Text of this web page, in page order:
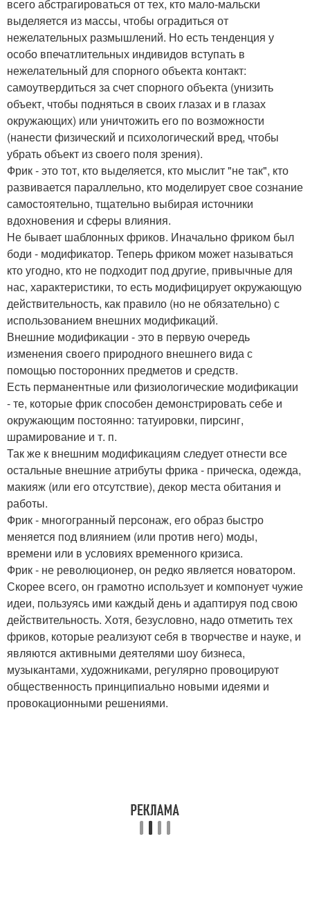
всего абстрагироваться от тех, кто мало-мальски
выделяется из массы, чтобы оградиться от
нежелательных размышлений. Но есть тенденция у
особо впечатлительных индивидов вступать в
нежелательный для спорного объекта контакт:
самоутвердиться за счет спорного объекта (унизить
объект, чтобы подняться в своих глазах и в глазах
окружающих) или уничтожить его по возможности
(нанести физический и психологический вред, чтобы
убрать объект из своего поля зрения).
Фрик - это тот, кто выделяется, кто мыслит "не так", кто
развивается параллельно, кто моделирует свое сознание
самостоятельно, тщательно выбирая источники
вдохновения и сферы влияния.
Не бывает шаблонных фриков. Иначально фриком был
боди - модификатор. Теперь фриком может называться
кто угодно, кто не подходит под другие, привычные для
нас, характеристики, то есть модифицирует окружающую
действительность, как правило (но не обязательно) с
использованием внешних модификаций.
Внешние модификации - это в первую очередь
изменения своего природного внешнего вида с
помощью посторонних предметов и средств.
Есть перманентные или физиологические модификации
- те, которые фрик способен демонстрировать себе и
окружающим постоянно: татуировки, пирсинг,
шрамирование и т. п.
Так же к внешним модификациям следует отнести все
остальные внешние атрибуты фрика - прическа, одежда,
макияж (или его отсутствие), декор места обитания и
работы.
Фрик - многогранный персонаж, его образ быстро
меняется под влиянием (или против него) моды,
времени или в условиях временного кризиса.
Фрик - не революционер, он редко является новатором.
Скорее всего, он грамотно использует и компонует чужие
идеи, пользуясь ими каждый день и адаптируя под свою
действительность. Хотя, безусловно, надо отметить тех
фриков, которые реализуют себя в творчестве и науке, и
являются активными деятелями шоу бизнеса,
музыкантами, художниками, регулярно провоцируют
общественность принципиально новыми идеями и
провокационными решениями.